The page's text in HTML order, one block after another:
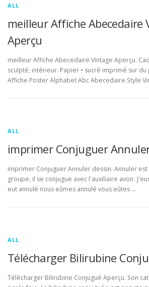
ALL
meilleur Affiche Abecedaire
Aperçu
meilleur Affiche Abecedaire Vintage Aperçu.
sculpté, intérieur. Papier • sucré imprimé sur du
Affiche Poster Alphabet Abc Abecedaire Style
ALL
imprimer Conjuguer
imprimer Conjuguer Annuler dessin. Annuler
groupe, il se conjugue avec l'auxiliaire avoir.
eut annulé nous eûmes annulé vous eûtes …
ALL
Télécharger Bilirubine
Télécharger Bilirubine Conjugué Aperçu. Son